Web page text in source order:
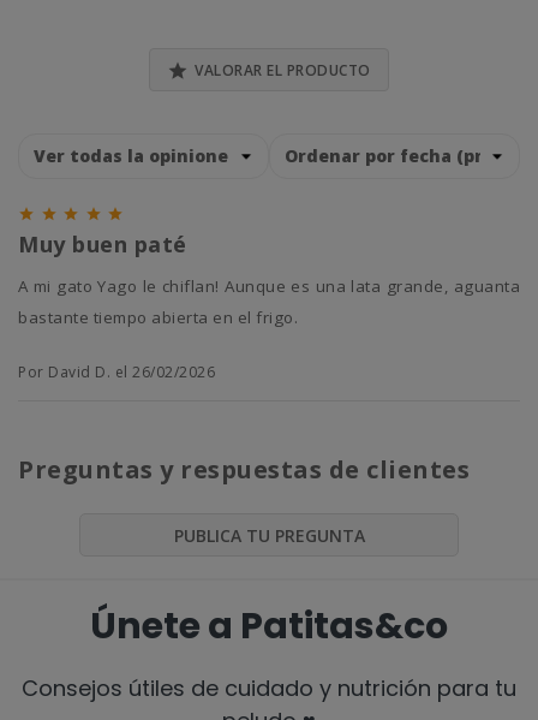
 VALORAR EL PRODUCTO
    
Muy buen paté
A mi gato Yago le chiflan! Aunque es una lata grande, aguanta
bastante tiempo abierta en el frigo.
Por David D. el 26/02/2026
Preguntas y respuestas de clientes
PUBLICA TU PREGUNTA
Únete a Patitas&co
Consejos útiles de cuidado y nutrición para tu